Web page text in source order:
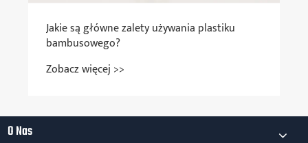
Jakie są główne zalety używania plastiku
bambusowego?
Zobacz więcej >>
O Nas